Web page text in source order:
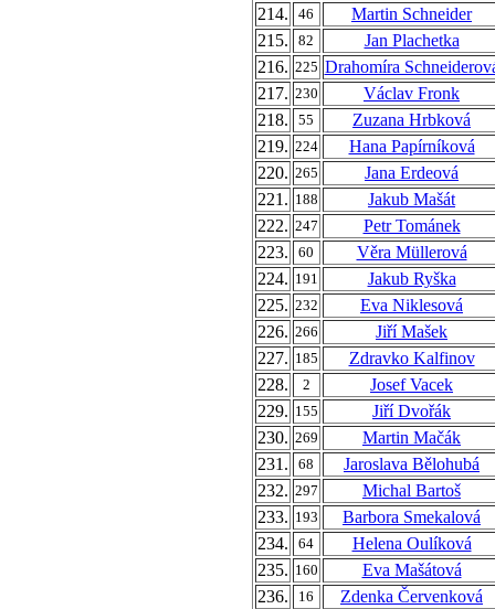
214.
46
Martin Schneider
215.
82
Jan Plachetka
216. 225 Drahomíra
217. 230
Václav Fronk
218.
55
Zuzana Hrbková
219. 224
Hana Papírníková
220. 265
Jana Erdeová
221. 188
Jakub Mašát
222. 247
Petr Tománek
223.
60
Věra Müllerová
224. 191
Jakub Ryška
225. 232
Eva Niklesová
226. 266
Jiří Mašek
227. 185
Zdravko Kalfinov
228.
2
Josef Vacek
229. 155
Jiří Dvořák
230. 269
Martin Mačák
231.
68
Jaroslava Bělohubá
232. 297
Michal Bartoš
233. 193
Barbora Smekalová
234.
64
Helena Oulíková
235. 160
Eva Mašátová
236.
16
Zdenka Červenková